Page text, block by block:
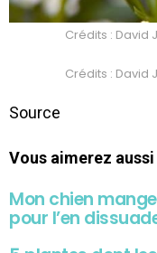
Crédits : David
Crédits : David
Source
Vous aimerez aussi
Mon chien
pour l’en